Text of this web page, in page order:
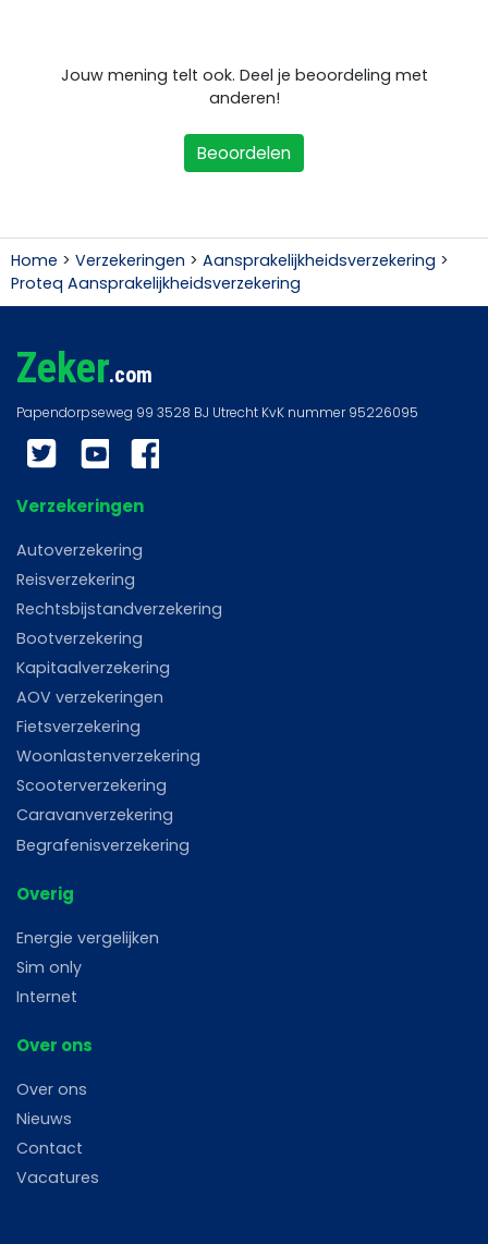
Jouw mening telt ook. Deel je beoordeling met
anderen!
Beoordelen
Home > Verzekeringen > Aansprakelijkheidsverzekering >
Proteq Aansprakelijkheidsverzekering
Zeker.com
Twitter YouTubeFacebook
Verzekeringen
Autoverzekering
Reisverzekering
Rechtsbijstandverzekering
Bootverzekering
Kapitaalverzekering
AOV verzekeringen
Fietsverzekering
Woonlastenverzekering
Scooterverzekering
Caravanverzekering
Begrafenisverzekering
Overig
Energie vergelijken
Sim only
Internet
Over ons
Over ons
Nieuws
Contact
Vacatures